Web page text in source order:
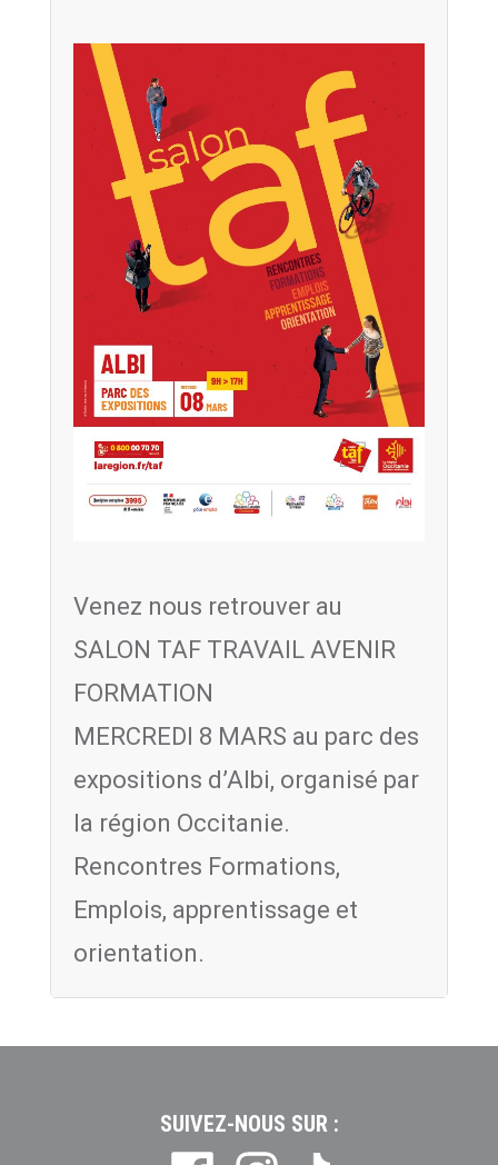
Venez nous retrouver au
SALON TAF TRAVAIL AVENIR
FORMATION
MERCREDI 8 MARS au parc des
expositions d’Albi, organisé par
la région Occitanie.
Rencontres Formations,
Emplois, apprentissage et
orientation.
SUIVEZ-NOUS SUR :